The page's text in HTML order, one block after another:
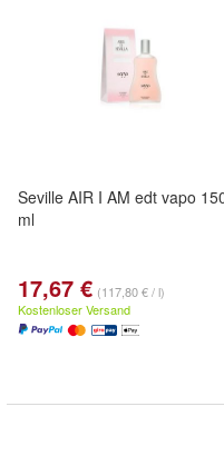
Seville AIR I AM edt vapo
ml
17,67 € (117,80 € / l)
Kostenloser Versand